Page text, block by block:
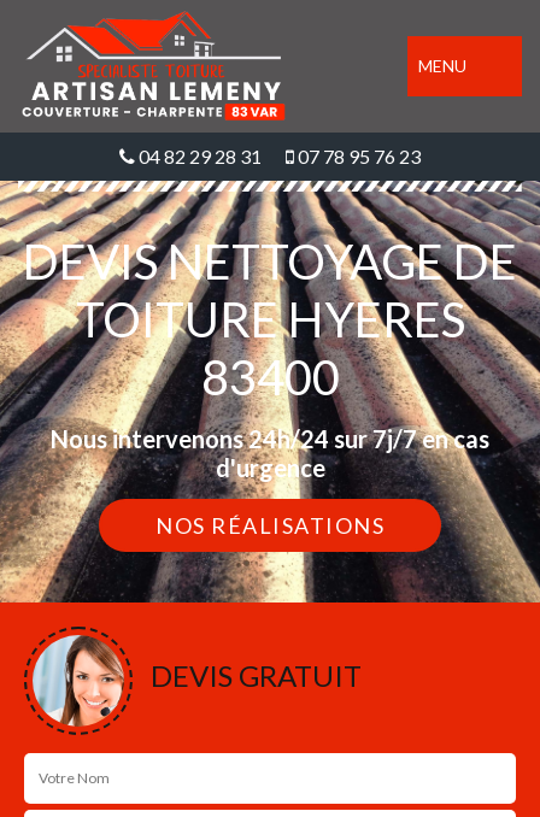
MENU
04 82 29 28 31 07 78 95 76 23
DEVIS NETTOYAGE DE
TOITURE HYERES
83400
Nous intervenons 24h/24 sur 7j/7 en cas
d'urgence
NOS RÉALISATIONS
DEVIS GRATUIT